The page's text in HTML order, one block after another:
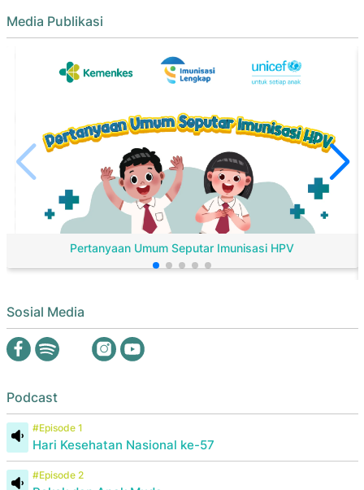
Media Publikasi
Pertanyaan Umum Seputar Imunisasi HPV
Sosial Media
Podcast
#Episode 1
Hari Kesehatan Nasional ke-57
#Episode 2